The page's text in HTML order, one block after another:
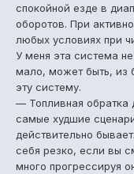
спокойной езде в
оборотов. При
любых условиях при
У меня эта система
мало, может быть, из
эту систему.
— Топливная обратка
самые худшие
действительно
себя резко, если вы
много прогрессируя